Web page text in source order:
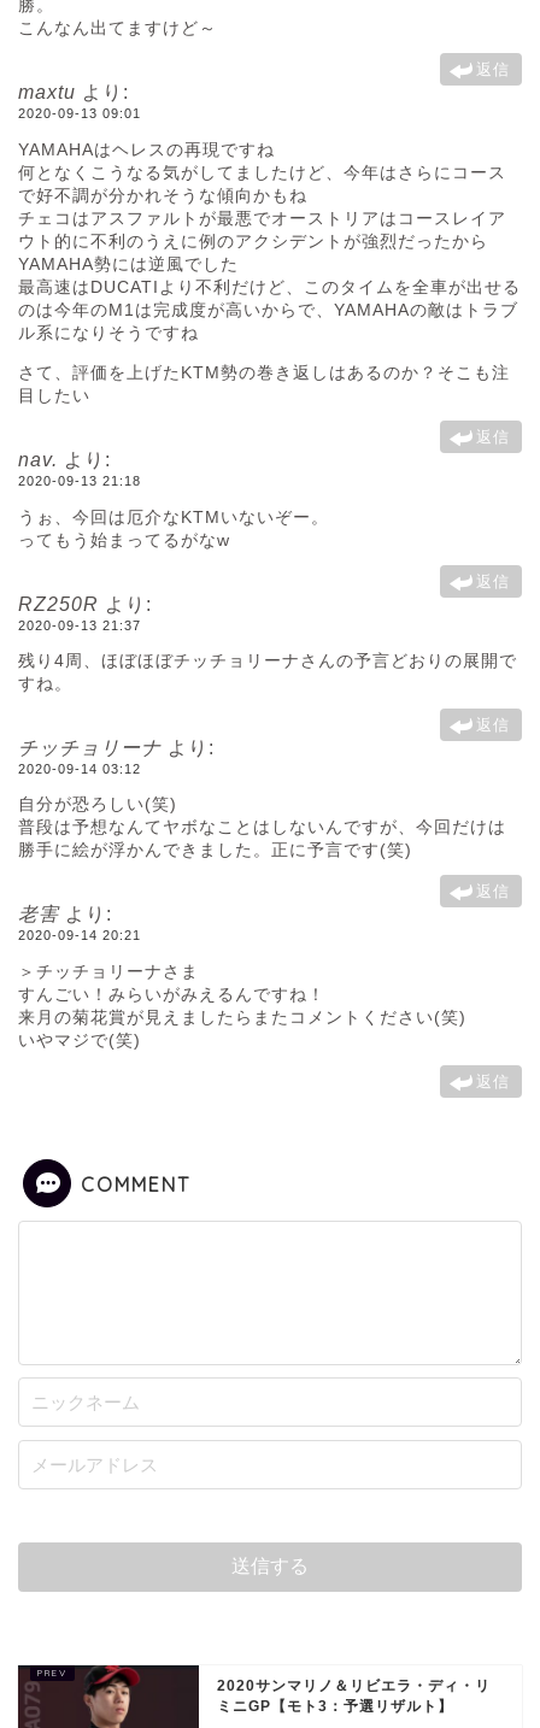
勝。
こんなん出てますけど～
返信
maxtu より:
2020-09-13 09:01
YAMAHAはヘレスの再現ですね
何となくこうなる気がしてましたけど、今年はさらにコース
で好不調が分かれそうな傾向かもね
チェコはアスファルトが最悪でオーストリアはコースレイア
ウト的に不利のうえに例のアクシデントが強烈だったから
YAMAHA勢には逆風でした
最高速はDUCATIより不利だけど、このタイムを全車が出せる
のは今年のM1は完成度が高いからで、YAMAHAの敵はトラブ
ル系になりそうですね
さて、評価を上げたKTM勢の巻き返しはあるのか？そこも注
目したい
返信
nav. より:
2020-09-13 21:18
うぉ、今回は厄介なKTMいないぞー。
ってもう始まってるがなw
返信
RZ250R より:
2020-09-13 21:37
残り4周、ほぼほぼチッチョリーナさんの予言どおりの展開で
すね。
返信
チッチョリーナ より:
2020-09-14 03:12
自分が恐ろしい(笑)
普段は予想なんてヤボなことはしないんですが、今回だけは
勝手に絵が浮かんできました。正に予言です(笑)
返信
老害 より:
2020-09-14 20:21
＞チッチョリーナさま
すんごい！みらいがみえるんですね！
来月の菊花賞が見えましたらまたコメントください(笑)
いやマジで(笑)
返信
COMMENT
2020サンマリノ＆リビエラ・ディ・リ
ミニGP【モト3：予選リザルト】